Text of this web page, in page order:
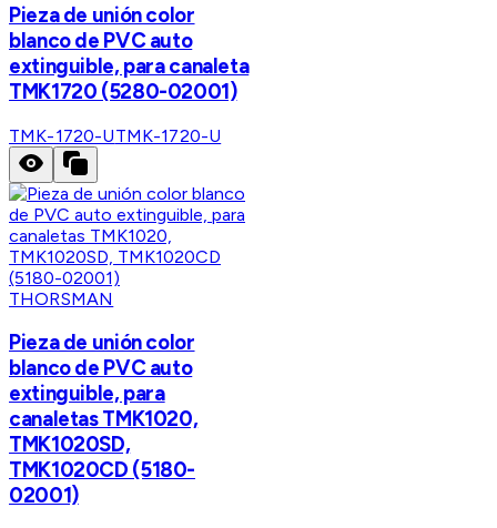
Pieza de unión color
blanco de PVC auto
extinguible, para canaleta
TMK1720 (5280-02001)
TMK-1720-UTMK-1720-U
THORSMAN
Pieza de unión color
blanco de PVC auto
extinguible, para
canaletas TMK1020,
TMK1020SD,
TMK1020CD (5180-
02001)